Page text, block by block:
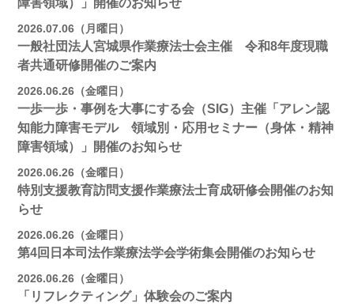
障害領域）」開催のお知らせ
2026.07.06（月曜日）
一般社団法人宮城県作業療法士会主催 令和8年度現職
者共通研修開催のご案内
2026.06.26（金曜日）
一歩一歩・事例を大事にする会（SIG）主催「アレン認
知能力障害モデル 領域別・応用セミナー（身体・精神
障害領域）」開催のお知らせ
2026.06.26（金曜日）
特別支援教育訪問支援作業療法士育成研修会開催のお知
らせ
2026.06.26（金曜日）
第4回日本司法作業療法学会学術集会開催のお知らせ
2026.06.26（金曜日）
「リフレクティング」体験会のご案内